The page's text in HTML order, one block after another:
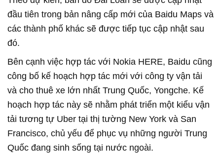
đầu tiên trong bản nâng cấp mới của Baidu Maps và
các thành phố khác sẽ được tiếp tục cập nhật sau
đó.
Bên cạnh việc hợp tác với Nokia HERE, Baidu cũng
công bố kế hoạch hợp tác mới với công ty vận tải
và cho thuê xe lớn nhất Trung Quốc, Yongche. Kế
hoạch hợp tác này sẽ nhằm phát triển một kiểu vận
tải tương tự Uber tại thị tường New York và San
Francisco, chủ yếu để phục vụ những người Trung
Quốc đang sinh sống tại nước ngoài.